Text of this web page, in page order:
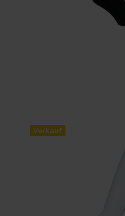
Verkauf